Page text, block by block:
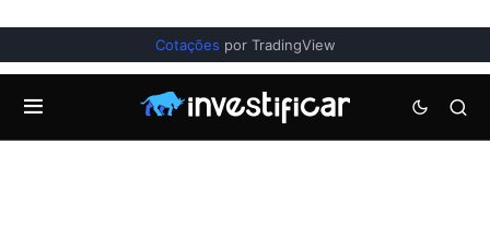
Cotações por TradingView